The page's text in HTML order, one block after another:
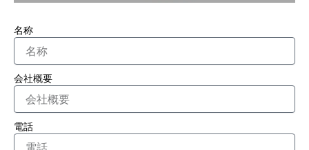
名称
会社概要
電話